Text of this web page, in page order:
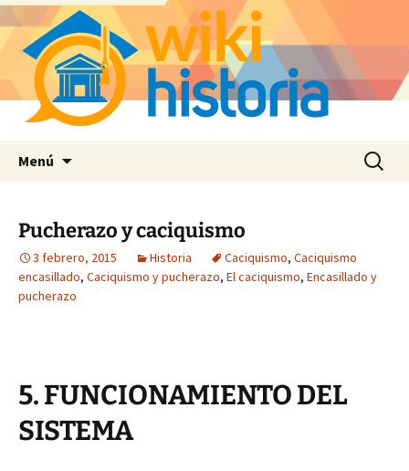
Menú Buscar:
Pucherazo y caciquismo
3 febrero, 2015 Historia Caciquismo, Caciquismo
encasillado, Caciquismo y pucherazo, El caciquismo, Encasillado y
pucherazo
5. FUNCIONAMIENTO DEL
SISTEMA